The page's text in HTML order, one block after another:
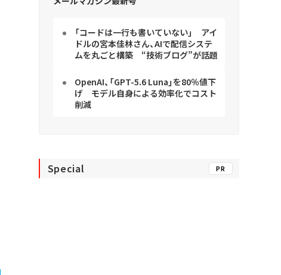
「コードは一行も書いていない」 アイ
ドルの宮本佳林さん、AIで配信システ
ムを丸ごと構築 “技術ブログ”が話題
OpenAI、「GPT-5.6 Luna」を80％値下
げ モデル自身による効率化でコスト
削減
Special PR